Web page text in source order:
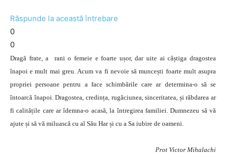
Răspunde la această întrebare
0
0
Dragă frate, a rani o femeie e foarte ușor, dar uite ai câștiga dragostea
înapoi e mult mai greu. Acum va fi nevoie să muncești foarte mult asupra
propriei persoane pentru a face schimbările care ar determina-o să se
întoarcă înapoi. Dragostea, credința, rugăciunea, sinceritatea, și răbdarea ar
fi calitățile care ar îdemna-o acasă, la întregirea familiei. Dumnezeu să vă
ajute și să vă miluască cu al Său Har și cu a Sa iubire de oameni.
Prot Victor Mihalachi